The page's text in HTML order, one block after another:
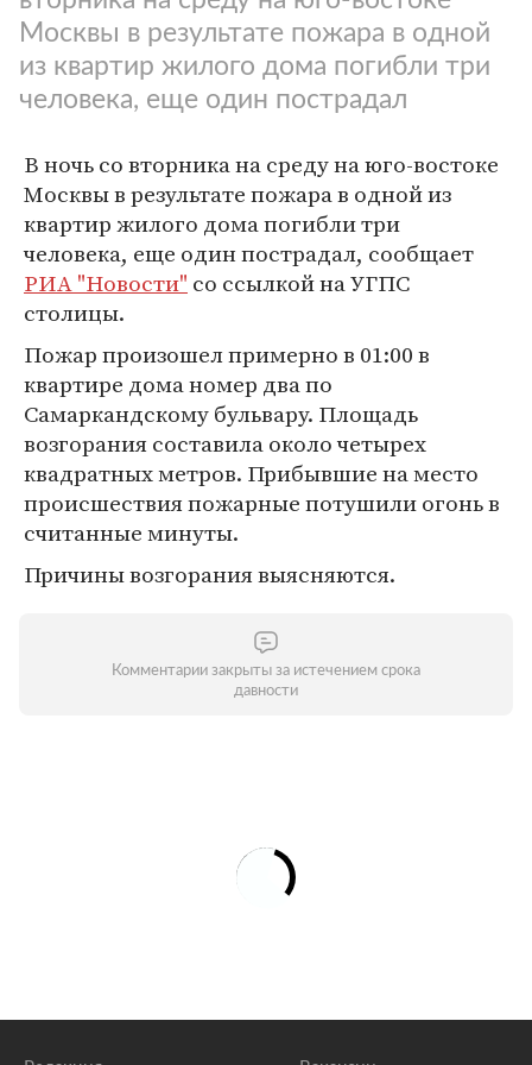
Москвы в результате пожара в одной
из квартир жилого дома погибли три
человека, еще один пострадал
В ночь со вторника на среду на юго-востоке
Москвы в результате пожара в одной из
квартир жилого дома погибли три
человека, еще один пострадал, сообщает
РИА "Новости" со ссылкой на УГПС
столицы.
Пожар произошел примерно в 01:00 в
квартире дома номер два по
Самаркандскому бульвару. Площадь
возгорания составила около четырех
квадратных метров. Прибывшие на место
происшествия пожарные потушили огонь в
считанные минуты.
Причины возгорания выясняются.
Комментарии закрыты за истечением срока
давности